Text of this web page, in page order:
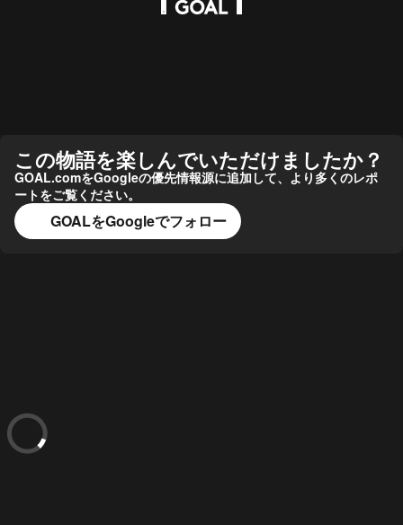
この物語を楽しんでいただけましたか？
GOAL.comをGoogleの優先情報源に追加して、より多くのレポ
ートをご覧ください。
GOALをGoogleでフォロー